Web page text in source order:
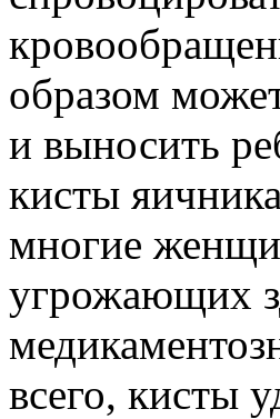
образом
и выносить
кисты
многие
угрожающих
всего, кисты